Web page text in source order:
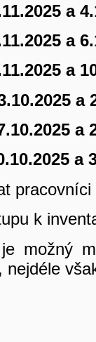
a
a
a
a
a
a
k
možný